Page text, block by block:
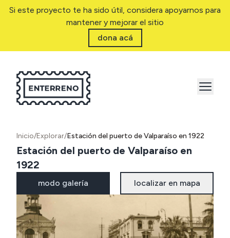
Si este proyecto te ha sido útil, considera apoyarnos para
mantener y mejorar el sitio
dona acá
Inicio/Explorar/Estación del puerto de Valparaíso en 1922
Estación del puerto de Valparaíso en
1922
modo galería localizar en mapa